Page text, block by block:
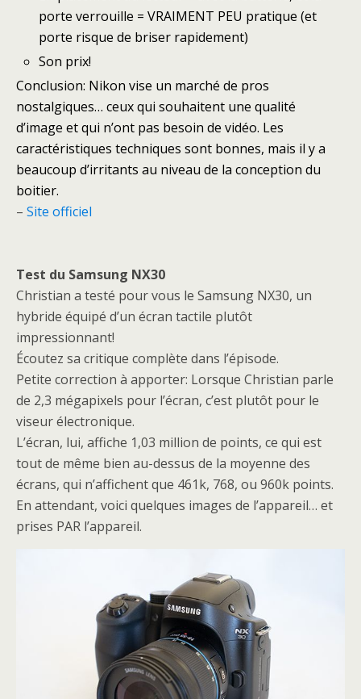
porte verrouille = VRAIMENT PEU pratique (et
porte risque de briser rapidement)
Son prix!
Conclusion: Nikon vise un marché de pros
nostalgiques… ceux qui souhaitent une qualité
d’image et qui n’ont pas besoin de vidéo. Les
caractéristiques techniques sont bonnes, mais il y a
beaucoup d’irritants au niveau de la conception du
boitier.
– Site officiel
Test du Samsung NX30
Christian a testé pour vous le Samsung NX30, un
hybride équipé d’un écran tactile plutôt
impressionnant!
Écoutez sa critique complète dans l’épisode.
Petite correction à apporter: Lorsque Christian parle
de 2,3 mégapixels pour l’écran, c’est plutôt pour le
viseur électronique.
L’écran, lui, affiche 1,03 million de points, ce qui est
tout de même bien au-dessus de la moyenne des
écrans, qui n’affichent que 461k, 768, ou 960k points.
En attendant, voici quelques images de l’appareil… et
prises PAR l’appareil.